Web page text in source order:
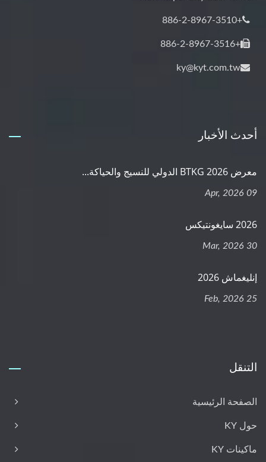
+886-2-8967-3510
+886-2-8967-3516
ky@kyt.com.tw
أحدث الأخبار
معرض BTKG 2026 الدولي للنسيج والحياكة...
09 Apr, 2026
2026 سايغونتيكس
30 Mar, 2026
إنليغماش 2026
25 Feb, 2026
التنقل
الصفحة الرئيسية
حول KY
ماكينات KY